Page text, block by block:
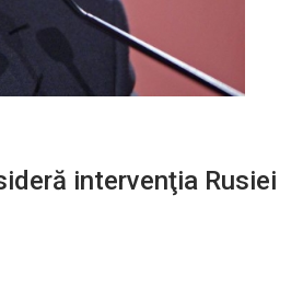
intervenţia Rusiei